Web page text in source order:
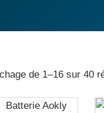
de 1–16 sur 40